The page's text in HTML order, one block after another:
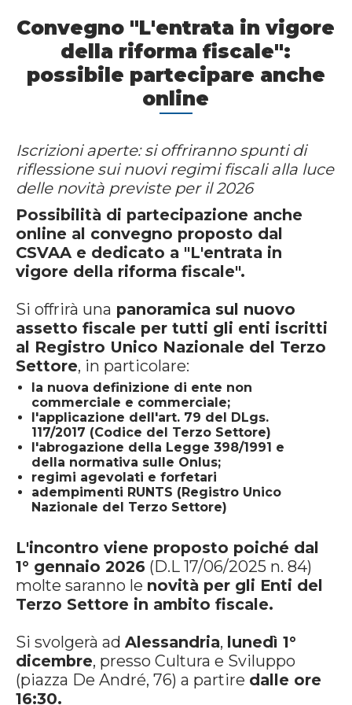
Convegno "L'entrata in vigore
della riforma fiscale":
possibile partecipare anche
online
Iscrizioni aperte: si offriranno spunti di
riflessione sui nuovi regimi fiscali alla luce
delle novità previste per il 2026
Possibilità di partecipazione anche
online al convegno proposto dal
CSVAA e dedicato a "L'entrata in
vigore della riforma fiscale".
Si offrirà una panoramica sul nuovo
assetto fiscale per tutti gli enti iscritti
al Registro Unico Nazionale del Terzo
Settore, in particolare:
la nuova definizione di ente non
commerciale e commerciale;
l'applicazione dell'art. 79 del DLgs.
117/2017 (Codice del Terzo Settore)
l'abrogazione della Legge 398/1991 e
della normativa sulle Onlus;
regimi agevolati e forfetari
adempimenti RUNTS (Registro Unico
Nazionale del Terzo Settore)
L'incontro viene proposto poiché dal
1° gennaio 2026 (D.L 17/06/2025 n. 84)
molte saranno le novità per gli Enti del
Terzo Settore in ambito fiscale.
Si svolgerà ad Alessandria, lunedì 1°
dicembre, presso Cultura e Sviluppo
(piazza De André, 76) a partire dalle ore
16:30.